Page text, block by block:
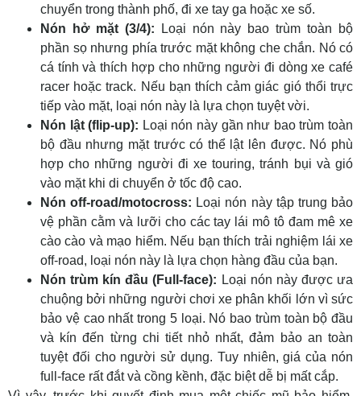
chuyển trong thành phố, đi xe tay ga hoặc xe số.
Nón hở mặt (3/4): Loại nón này bao trùm toàn bộ
phần sọ nhưng phía trước mặt không che chắn. Nó có
cá tính và thích hợp cho những người đi dòng xe café
racer hoặc track. Nếu bạn thích cảm giác gió thổi trực
tiếp vào mặt, loại nón này là lựa chọn tuyệt vời.
Nón lật (flip-up): Loại nón này gần như bao trùm toàn
bộ đầu nhưng mặt trước có thể lật lên được. Nó phù
hợp cho những người đi xe touring, tránh bụi và gió
vào mặt khi di chuyển ở tốc độ cao.
Nón off-road/motocross: Loại nón này tập trung bảo
vệ phần cằm và lưỡi cho các tay lái mô tô đam mê xe
cào cào và mạo hiểm. Nếu bạn thích trải nghiệm lái xe
off-road, loại nón này là lựa chọn hàng đầu của bạn.
Nón trùm kín đầu (Full-face): Loại nón này được ưa
chuộng bởi những người chơi xe phân khối lớn vì sức
bảo vệ cao nhất trong 5 loại. Nó bao trùm toàn bộ đầu
và kín đến từng chi tiết nhỏ nhất, đảm bảo an toàn
tuyệt đối cho người sử dụng. Tuy nhiên, giá của nón
full-face rất đắt và cồng kềnh, đặc biệt dễ bị mất cắp.